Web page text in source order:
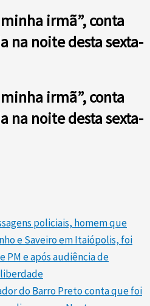
irmã”, conta
na noite desta sexta-
irmã”, conta
na noite desta sexta-
policiais, homem que
e Saveiro em Itaiópolis, foi
PM e após audiência de
do Barro Preto conta que foi